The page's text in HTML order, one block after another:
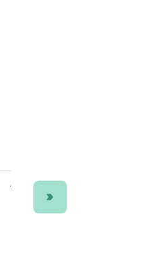
Ana L. Fernández -
10 May, 2026